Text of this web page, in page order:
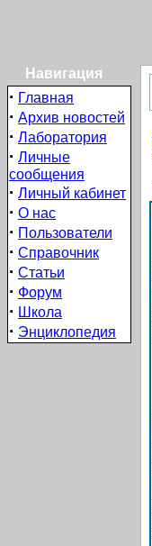
Навигация
· Главная
· Архив новостей
· Лаборатория
· Личные
сообщения
· Личный кабинет
· О нас
· Пользователи
· Справочник
· Статьи
· Форум
· Школа
· Энциклопедия